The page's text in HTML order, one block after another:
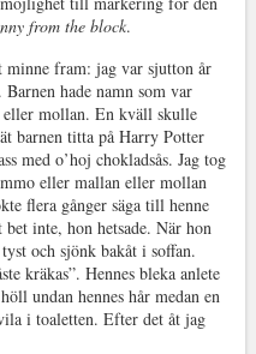
from the block.
minne fram: jag var sjutton år
hade namn som var
mollan. En kväll skulle
barnen titta på Harry Potter
med o’hoj chokladsås. Jag tog
eller mallan eller mollan
flera gånger säga till henne
inte, hon hetsade. När hon
och sjönk bakåt i soffan.
kräkas”. Hennes bleka anlete
undan hennes hår medan en
i toaletten. Efter det åt jag